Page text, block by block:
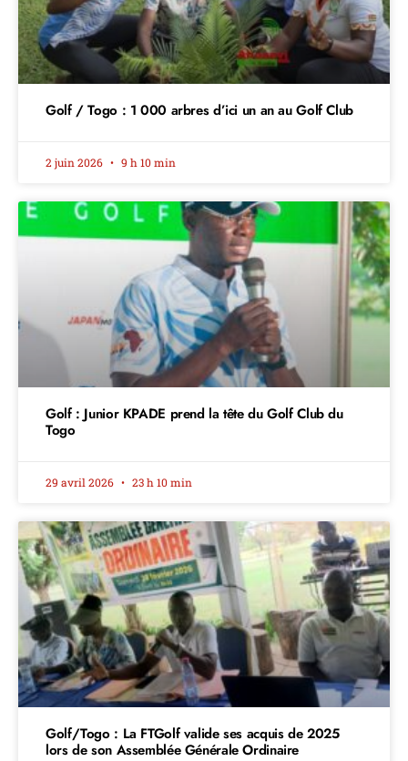
Golf / Togo : 1 000 arbres d’ici un an au Golf Club
2 juin 2026 9 h 10 min
Golf : Junior KPADE prend la tête du Golf Club du
Togo
29 avril 2026 23 h 10 min
Golf/Togo : La FTGolf valide ses acquis de 2025
lors de son Assemblée Générale Ordinaire